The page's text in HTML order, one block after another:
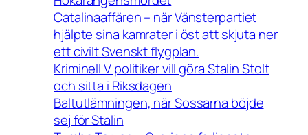
Catalinaaffären – när Vänsterpartiet
hjälpte sina kamrater i öst att skjuta ner
ett civilt Svenskt flygplan.
Kriminell V politiker vill göra Stalin Stolt
och sitta i Riksdagen
Baltutlämningen, när Sossarna böjde
sej för Stalin